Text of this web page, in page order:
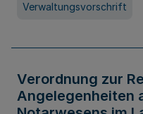
Verwaltungsvorschrift
Verordnung zur
Angelegenheiten